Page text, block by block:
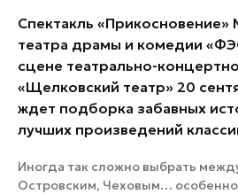
Спектакль
театра драмы и комедии
сцене театрально-
«Щелковский театр» 20
ждет подборка забавных
лучших произведений
Иногда так сложно выбрать
Островским, Чеховым… особенно